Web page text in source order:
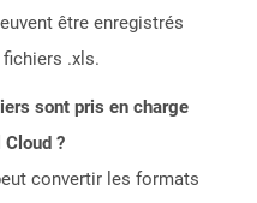
être enregistrés
.xls.
sont pris en charge
Cloud ?
convertir les formats